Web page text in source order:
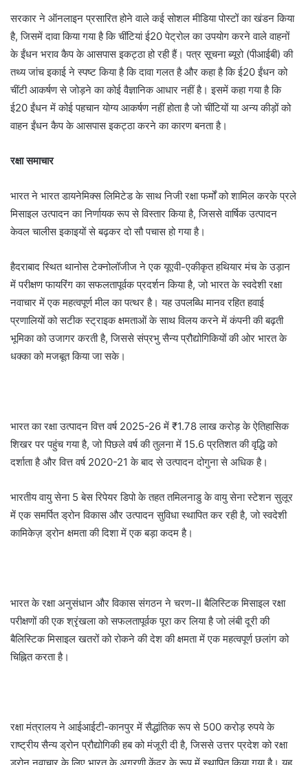
सरकार ने ऑनलाइन प्रसारित होने वाले कई सोशल मीडिया पोस्टों का खंडन किया
है, जिसमें दावा किया गया है कि चींटियां ई20 पेट्रोल का उपयोग करने वाले वाहनों
के ईंधन भराव कैप के आसपास इकट्ठा हो रही हैं। पत्र सूचना ब्यूरो (पीआईबी) की
तथ्य जांच इकाई ने स्पष्ट किया है कि दावा गलत है और कहा है कि ई20 ईंधन को
चींटी आकर्षण से जोड़ने का कोई वैज्ञानिक आधार नहीं है। इसमें कहा गया है कि
ई20 ईंधन में कोई पहचान योग्य आकर्षण नहीं होता है जो चींटियों या अन्य कीड़ों को
वाहन ईंधन कैप के आसपास इकट्ठा करने का कारण बनता है।
रक्षा समाचार
भारत ने भारत डायनेमिक्स लिमिटेड के साथ निजी रक्षा फर्मों को शामिल करके प्रले
मिसाइल उत्पादन का निर्णायक रूप से विस्तार किया है, जिससे वार्षिक उत्पादन
केवल चालीस इकाइयों से बढ़कर दो सौ पचास हो गया है।
हैदराबाद स्थित थानोस टेक्नोलॉजीज ने एक यूएवी-एकीकृत हथियार मंच के उड़ान
में परीक्षण फायरिंग का सफलतापूर्वक प्रदर्शन किया है, जो भारत के स्वदेशी रक्षा
नवाचार में एक महत्वपूर्ण मील का पत्थर है। यह उपलब्धि मानव रहित हवाई
प्रणालियों को सटीक स्ट्राइक क्षमताओं के साथ विलय करने में कंपनी की बढ़ती
भूमिका को उजागर करती है, जिससे संप्रभु सैन्य प्रौद्योगिकियों की ओर भारत के
धक्का को मजबूत किया जा सके।
भारत का रक्षा उत्पादन वित्त वर्ष 2025-26 में ₹1.78 लाख करोड़ के ऐतिहासिक
शिखर पर पहुंच गया है, जो पिछले वर्ष की तुलना में 15.6 प्रतिशत की वृद्धि को
दर्शाता है और वित्त वर्ष 2020-21 के बाद से उत्पादन दोगुना से अधिक है।
भारतीय वायु सेना 5 बेस रिपेयर डिपो के तहत तमिलनाडु के वायु सेना स्टेशन सुलूर
में एक समर्पित ड्रोन विकास और उत्पादन सुविधा स्थापित कर रही है, जो स्वदेशी
कामिकेज़ ड्रोन क्षमता की दिशा में एक बड़ा कदम है।
भारत के रक्षा अनुसंधान और विकास संगठन ने चरण-II बैलिस्टिक मिसाइल रक्षा
परीक्षणों की एक श्रृंखला को सफलतापूर्वक पूरा कर लिया है जो लंबी दूरी की
बैलिस्टिक मिसाइल खतरों को रोकने की देश की क्षमता में एक महत्वपूर्ण छलांग को
चिह्नित करता है।
रक्षा मंत्रालय ने आईआईटी-कानपुर में सैद्धांतिक रूप से 500 करोड़ रुपये के
राष्ट्रीय सैन्य ड्रोन प्रौद्योगिकी हब को मंजूरी दी है, जिससे उत्तर प्रदेश को रक्षा